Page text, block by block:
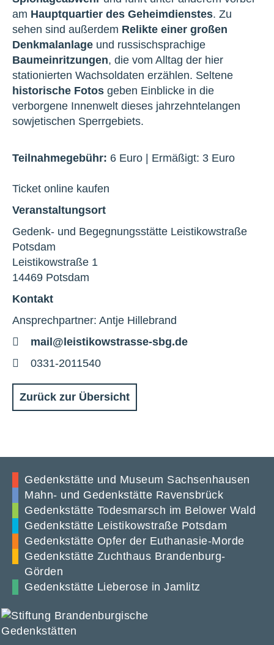
am Hauptquartier des Geheimdienstes. Zu
sehen sind außerdem Relikte einer großen
Denkmalanlage und russischsprachige
Baumeinritzungen, die vom Alltag der hier
stationierten Wachsoldaten erzählen. Seltene
historische Fotos geben Einblicke in die
verborgene Innenwelt dieses jahrzehntelangen
sowjetischen Sperrgebiets.
Teilnahmegebühr: 6 Euro | Ermäßigt: 3 Euro
Ticket online kaufen
Veranstaltungsort
Gedenk- und Begegnungsstätte Leistikowstraße
Potsdam
Leistikowstraße 1
14469 Potsdam
Kontakt
Ansprechpartner: Antje Hillebrand
E-
Mail
mail@leistikowstrasse-sbg.de
Telefon
0331-2011540
Zurück zur Übersicht
Gedenkstätte und Museum Sachsenhausen
Mahn- und Gedenkstätte Ravensbrück
Gedenkstätte Todesmarsch im Belower Wald
Gedenkstätte Leistikowstraße Potsdam
Gedenkstätte Opfer der Euthanasie-Morde
Gedenkstätte Zuchthaus Brandenburg-
Görden
Gedenkstätte Lieberose in Jamlitz